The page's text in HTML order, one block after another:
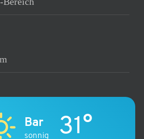
Bar
sonnig 31°